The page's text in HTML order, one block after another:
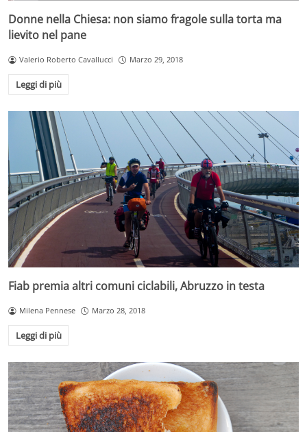
Donne nella Chiesa: non siamo fragole sulla torta ma
lievito nel pane
Valerio Roberto Cavallucci Marzo 29, 2018
Leggi di più
Fiab premia altri comuni ciclabili, Abruzzo in testa
Milena Pennese Marzo 28, 2018
Leggi di più